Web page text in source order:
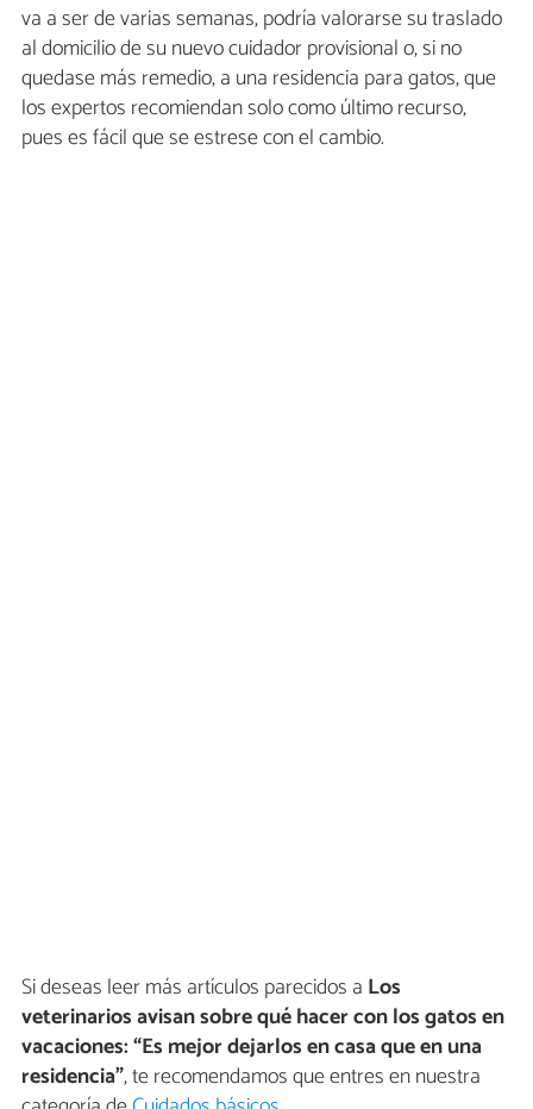
va a ser de varias semanas, podría valorarse su traslado
al domicilio de su nuevo cuidador provisional o, si no
quedase más remedio, a una residencia para gatos, que
los expertos recomiendan solo como último recurso,
pues es fácil que se estrese con el cambio.
Si deseas leer más artículos parecidos a Los
veterinarios avisan sobre qué hacer con los gatos en
vacaciones: “Es mejor dejarlos en casa que en una
residencia”, te recomendamos que entres en nuestra